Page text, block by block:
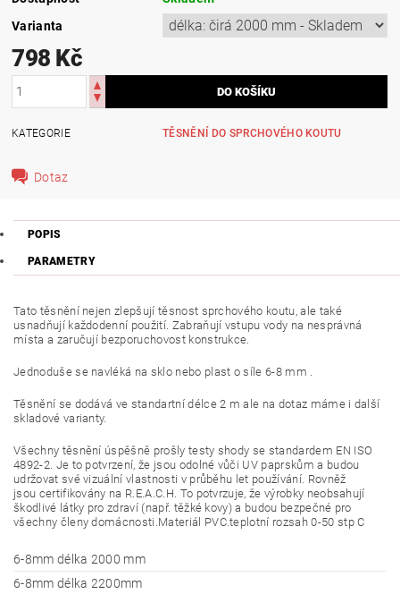
Varianta
798 Kč
KATEGORIE TĚSNĚNÍ DO SPRCHOVÉHO KOUTU
Dotaz
POPIS
PARAMETRY
Tato těsnění nejen zlepšují těsnost sprchového koutu, ale také
usnadňují každodenní použití. Zabraňují vstupu vody na nesprávná
místa a zaručují bezporuchovost konstrukce.
Jednoduše se navléká na sklo nebo plast o síle 6-8 mm .
Těsnění se dodává ve standartní délce 2 m ale na dotaz máme i další
skladové varianty.
Všechny těsnění úspěšně prošly testy shody se standardem EN ISO
4892-2. Je to potvrzení, že jsou odolné vůči UV paprskům a budou
udržovat své vizuální vlastnosti v průběhu let používání. Rovněž
jsou certifikovány na R.E.A.C.H. To potvrzuje, že výrobky neobsahují
škodlivé látky pro zdraví (např. těžké kovy) a budou bezpečné pro
všechny členy domácnosti.Materiál PVC.teplotní rozsah 0-50 stp C
6-8mm délka 2000 mm
6-8mm délka 2200mm